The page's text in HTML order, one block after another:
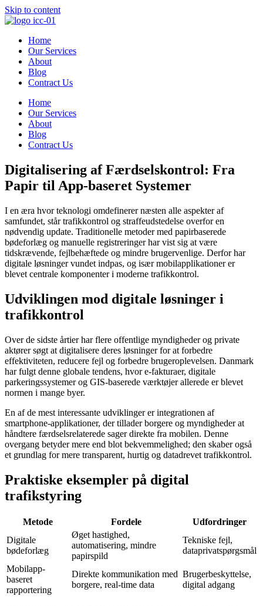
Skip to content
Home
Our Services
About
Blog
Contract Us
Home
Our Services
About
Blog
Contract Us
Digitalisering af Færdselskontrol: Fra
Papir til App-baseret Systemer
I en æra hvor teknologi omdefinerer næsten alle aspekter af
samfundet, står trafikkontrol og straffeudstedelse overfor en
nødvendig update. Traditionelle metoder med papirbaserede
bødeforlæg og manuelle registreringer har vist sig at være
tidskrævende, fejlbehæftede og mindre brugervenlige. Derfor har
digitale løsninger vundet indpas, og især mobilapplikationer er
blevet centrale komponenter i moderne trafikkontrol.
Udviklingen mod digitale løsninger i
trafikkontrol
Over de sidste årtier har flere offentlige myndigheder og private
aktører søgt at digitalisere deres løsninger for at forbedre
effektiviteten, reducere fejl og forbedre brugeroplevelsen. Danmark
har fulgt denne globale tendens, hvor e-fakturaer, digitale
parkeringssystemer og GIS-baserede værktøjer allerede er blevet
normen i mange byer.
En af de mest interessante udviklinger er integrationen af
smartphone-applikationer, der tillader borgere og myndigheder at
håndtere færdselsrelaterede sager direkte fra mobilen. Denne
overgang betyder mere end blot bekvemmelighed; den skaber også
et grundlag for mere transparent, hurtig og datadrevet trafikkontrol.
Praktiske eksempler på digital
trafikstyring
Metode Fordele
Udfordringer
Digitale
bødeforlæg
Øget hastighed,
automatisering, mindre
papirspild
Tekniske fejl,
dataprivatspørgsmål
Mobilapp-
baseret
rapportering
Direkte kommunikation med
borgere, real-time data
Brugerbeskyttelse,
digital adgang